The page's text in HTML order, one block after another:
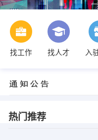
找工作 找人才 入
热门推荐